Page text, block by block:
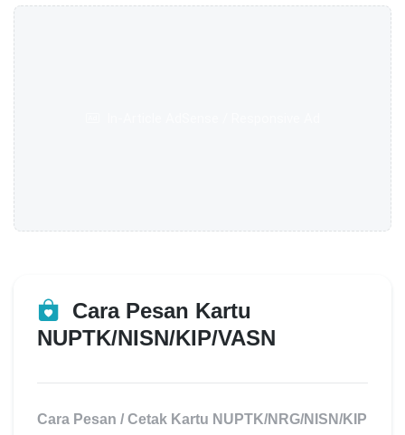
Cara Pesan Kartu
NUPTK/NISN/KIP/VASN
Cara Pesan / Cetak Kartu NUPTK/NRG/NISN/KIP